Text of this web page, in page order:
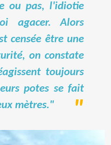
ou pas, l'idiotie
agacer. Alors
censée être une
on constate
toujours
potes se fait
mètres."